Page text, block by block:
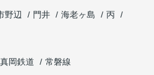
野辺 門井 海老ヶ島
丙
真岡鉄道
常磐線